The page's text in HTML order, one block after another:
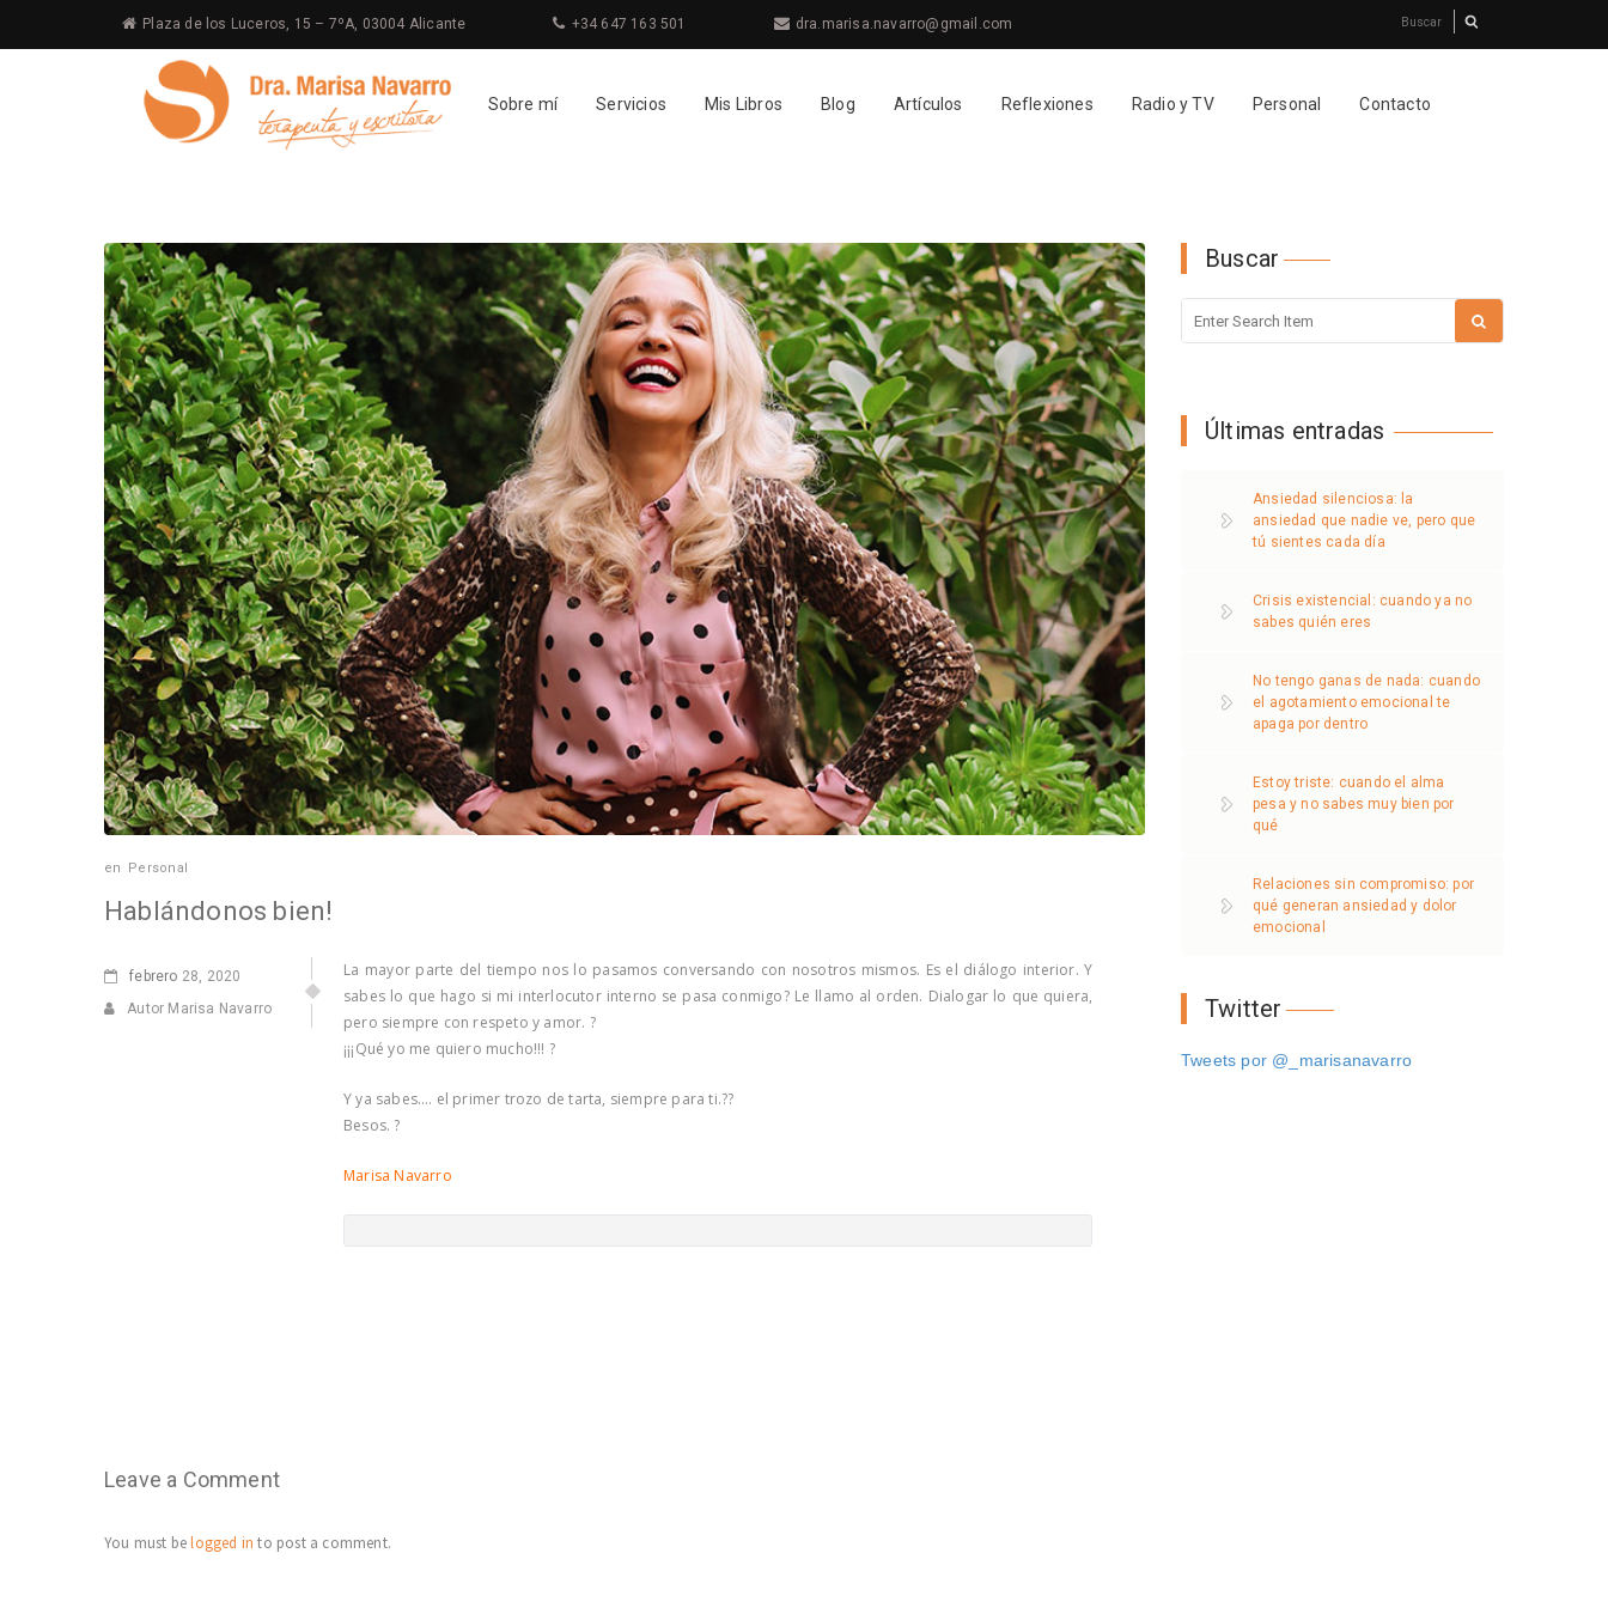
Plaza de los Luceros, 15 – 7ºA, 03004 Alicante +34 647 163 501 dra.marisa.navarro@gmail.com
Sobre mí Servicios Mis Libros Blog Artículos Reflexiones Radio y TV Personal Contacto
en Personal
Hablándonos bien!
febrero 28, 2020
Autor Marisa Navarro
La mayor parte del tiempo nos lo pasamos conversando con nosotros mismos. Es el diálogo interior. Y
sabes lo que hago si mi interlocutor interno se pasa conmigo? Le llamo al orden. Dialogar lo que quiera,
pero siempre con respeto y amor. ?
¡¡¡Qué yo me quiero mucho!!! ?
Y ya sabes…. el primer trozo de tarta, siempre para ti.??
Besos. ?
Marisa Navarro
Leave a Comment
You must belogged in to post a comment.
Buscar
Últimas entradas
Ansiedad silenciosa: la
ansiedad que nadie ve, pero que
tú sientes cada día
Crisis existencial: cuando ya no
sabes quién eres
No tengo ganas de nada: cuando
el agotamiento emocional te
apaga por dentro
Estoy triste: cuando el alma
pesa y no sabes muy bien por
qué
Relaciones sin compromiso: por
qué generan ansiedad y dolor
emocional
Twitter
Tweets por @_marisanavarro